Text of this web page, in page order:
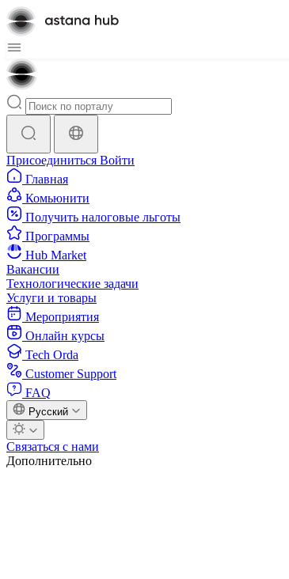
Присоединиться Войти
Главная
Комьюнити
Получить налоговые льготы
Программы
Hub Market
Вакансии
Технологические задачи
Услуги и товары
Мероприятия
Онлайн курсы
Tech Orda
Customer Support
FAQ
Русский
Связаться с нами
Дополнительно